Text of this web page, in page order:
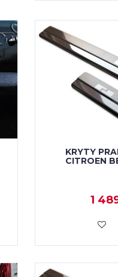
KRYTY
CITROEN
1